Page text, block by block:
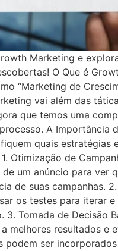
Marketing e
O Que é
“Marketing de
vai além das
que temos uma
A
quais
Otimização de
um anúncio para
de suas campanhas.
os testes para iterar
Tomada de Decisão
melhores resultados e
ser